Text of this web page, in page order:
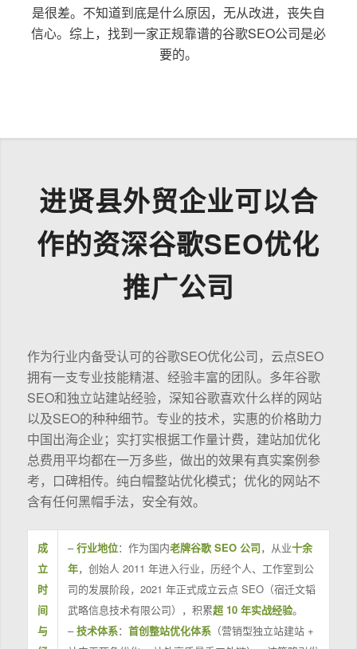
是很差。不知道到底是什么原因，无从改进，丧失自
信心。综上，找到一家正规靠谱的谷歌SEO公司是必
要的。
进贤县外贸企业可以合
作的资深谷歌SEO优化
推广公司
作为行业内备受认可的谷歌SEO优化公司，云点SEO
拥有一支专业技能精湛、经验丰富的团队。多年谷歌
SEO和独立站建站经验，深知谷歌喜欢什么样的网站
以及SEO的种种细节。专业的技术，实惠的价格助力
中国出海企业；实打实根据工作量计费，建站加优化
总费用平均都在一万多些，做出的效果有真实案例参
考，口碑相传。纯白帽整站优化模式；优化的网站不
含有任何黑帽手法，安全有效。
成
立
时
间
与
–行业地位：作为国内老牌谷歌 SEO 公司，从业十余
年，创始人 2011 年进入行业，历经个人、工作室到公
司的发展阶段，2021 年正式成立云点 SEO（宿迁文韬
武略信息技术有限公司），积累超 10 年实战经验。
–技术体系： 首创整站优化体系（营销型独立站建站 +